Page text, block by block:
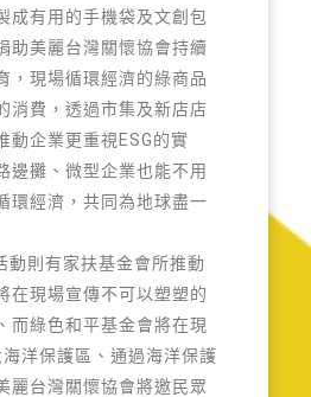
成有用的手機袋及文創包
助美麗台灣關懷協會持續
，現場循環經濟的綠商品
消費，透過市集及新店店
動企業更重視ESG的實
邊攤、微型企業也能不用
環經濟，共同為地球盡一
則有家扶基金會所推動
在現場宣傳不可以塑塑的
而綠色和平基金會將在現
洋保護區、通過海洋保護
麗台灣關懷協會將邀民眾